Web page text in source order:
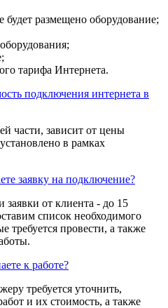
будет размещено оборудование;
тарифа Интернета.
подключения интернета в
части, зависит от цены
в рамках
заявку на подключение?
заявки от клиента - до 15
список необходимого
требуется провести, а также
к работе?
требуется уточнить,
и их стоимость, а также